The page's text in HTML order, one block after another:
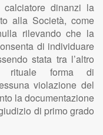
dinanzi la
alla Società, come
rilevando che la
di individuare
stata tra l’altro
rituale forma di
violazione del
la documentazione
di primo grado